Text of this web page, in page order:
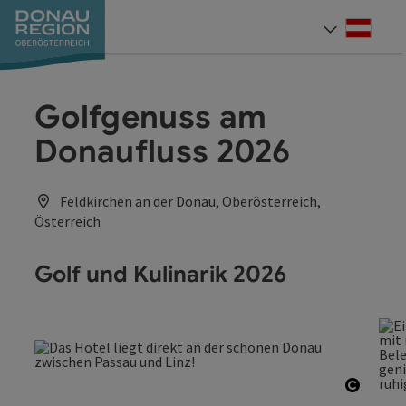
Zum Inhalt
Zur Navigation
Zum Seitenanfang
Zur Kontaktseite
Zum Impressum
Zur Startseite
Golfgenuss am
Donaufluss 2026
Feldkirchen an der Donau, Oberösterreich,
Österreich
Golf und Kulinarik 2026